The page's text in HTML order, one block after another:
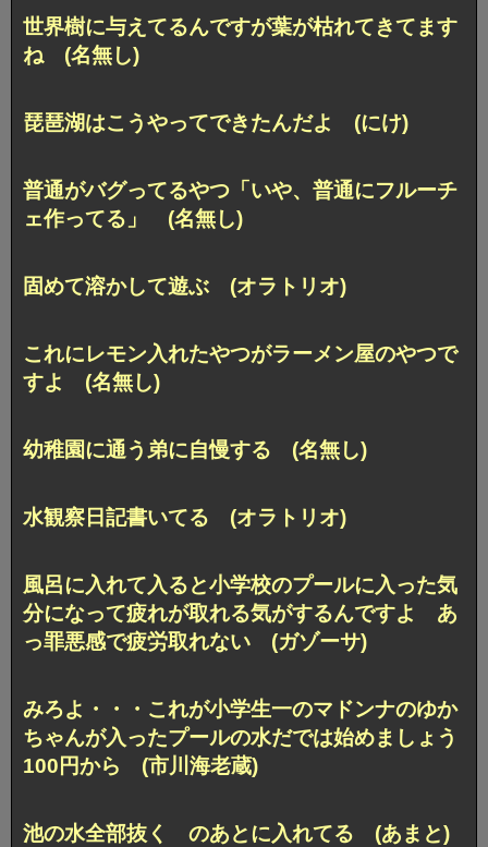
世界樹に与えてるんですが葉が枯れてきてます
ね (名無し)
琵琶湖はこうやってできたんだよ (にけ)
普通がバグってるやつ「いや、普通にフルーチ
ェ作ってる」 (名無し)
固めて溶かして遊ぶ (オラトリオ)
これにレモン入れたやつがラーメン屋のやつで
すよ (名無し)
幼稚園に通う弟に自慢する (名無し)
水観察日記書いてる (オラトリオ)
風呂に入れて入ると小学校のプールに入った気
分になって疲れが取れる気がするんですよ あ
っ罪悪感で疲労取れない (ガゾーサ)
みろよ・・・これが小学生一のマドンナのゆか
ちゃんが入ったプールの水だでは始めましょう
100円から (市川海老蔵)
池の水全部抜く のあとに入れてる (あまと)